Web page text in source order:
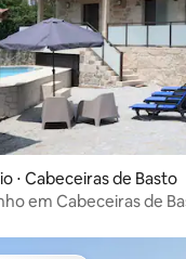
⋅ Cabeceiras de Basto
em Cabeceiras de